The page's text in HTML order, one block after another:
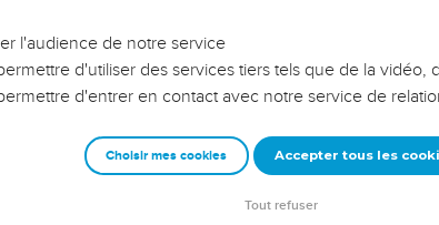
et responsables reviennent sur les erreurs
avancer avec plus de sagesse afin que leurs erreurs
un ministère, une équipe, un groupe ou une famille,
l'audience de notre service
d'utiliser des services tiers tels que de la vidéo,
d'entrer en contact avec notre service de
Choisir mes cookies Accepter tous les
Tout refuser